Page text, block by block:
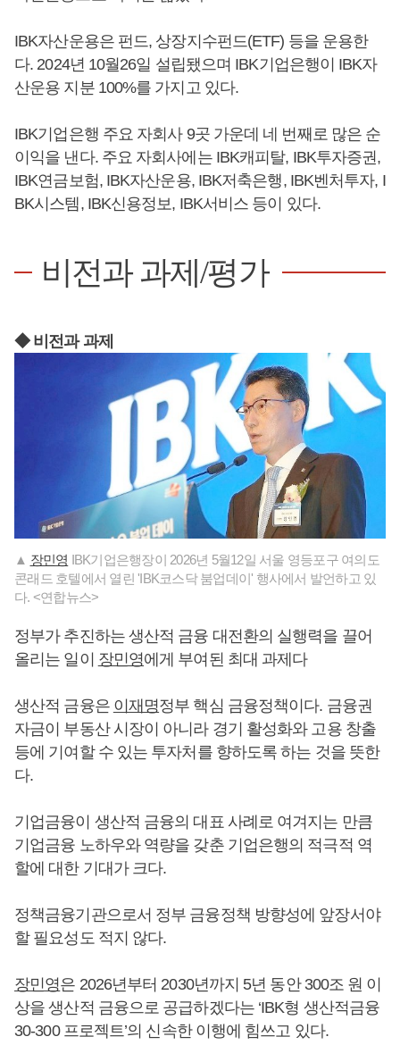
IBK자산운용은 펀드, 상장지수펀드(ETF) 등을 운용한
다. 2024년 10월26일 설립됐으며 IBK기업은행이 IBK자
산운용 지분 100%를 가지고 있다.
IBK기업은행 주요 자회사 9곳 가운데 네 번째로 많은 순
이익을 낸다. 주요 자회사에는 IBK캐피탈, IBK투자증권,
IBK연금보험, IBK자산운용, IBK저축은행, IBK벤처투자, I
BK시스템, IBK신용정보, IBK서비스 등이 있다.
비전과 과제/평가
◆ 비전과 과제
▲ 장민영 IBK기업은행장이 2026년 5월12일 서울 영등포구 여의도
콘래드 호텔에서 열린 'IBK코스닥 붐업데이' 행사에서 발언하고 있
다. <연합뉴스>
정부가 추진하는 생산적 금융 대전환의 실행력을 끌어
올리는 일이 장민영에게 부여된 최대 과제다
생산적 금융은 이재명정부 핵심 금융정책이다. 금융권
자금이 부동산 시장이 아니라 경기 활성화와 고용 창출
등에 기여할 수 있는 투자처를 향하도록 하는 것을 뜻한
다.
기업금융이 생산적 금융의 대표 사례로 여겨지는 만큼
기업금융 노하우와 역량을 갖춘 기업은행의 적극적 역
할에 대한 기대가 크다.
정책금융기관으로서 정부 금융정책 방향성에 앞장서야
할 필요성도 적지 않다.
장민영은 2026년부터 2030년까지 5년 동안 300조 원 이
상을 생산적 금융으로 공급하겠다는 ‘IBK형 생산적금융
30-300 프로젝트’의 신속한 이행에 힘쓰고 있다.